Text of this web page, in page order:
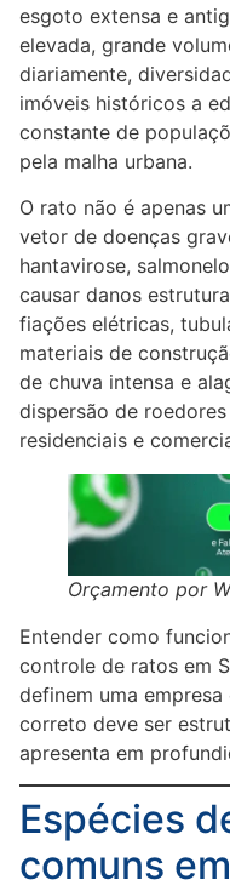
esgoto extensa e
elevada, grande
diariamente,
imóveis históricos a
constante de
pela malha urbana.
O rato não é apenas
vetor de doenças
hantavirose,
causar danos
fiações elétricas,
materiais de
de chuva intensa e
dispersão de
residenciais e
Orçamento por
Entender como
controle de ratos em
definem uma
correto deve ser
apresenta em
Espécies
comuns